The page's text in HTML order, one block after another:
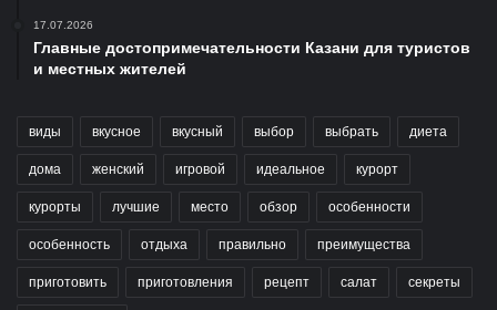
17.07.2026
Главные достопримечательности Казани для туристов
и местных жителей
виды вкусное вкусный выбор выбрать диета
дома женский игровой идеальное курорт
курорты лучшие место обзор особенности
особенность отдыха правильно преимущества
приготовить приготовления рецепт салат секреты